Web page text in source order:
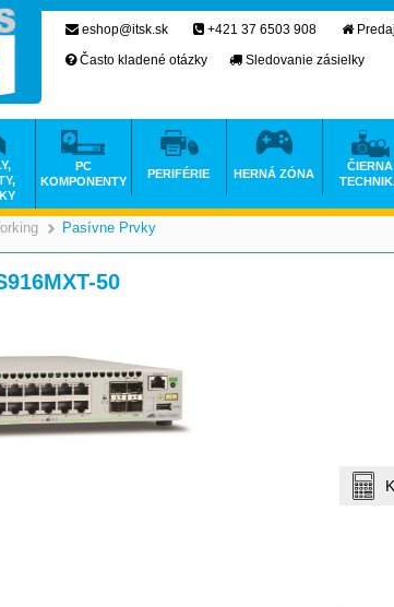
>
Pasívne Prvky
50
eshop@itsk.sk +421 37 6503 908
Často kladené otázky
Sledovanie zásielky
PC
KOMPONENTY
PERIFÉRIE HERNÁ ZÓNA
ČIERNA